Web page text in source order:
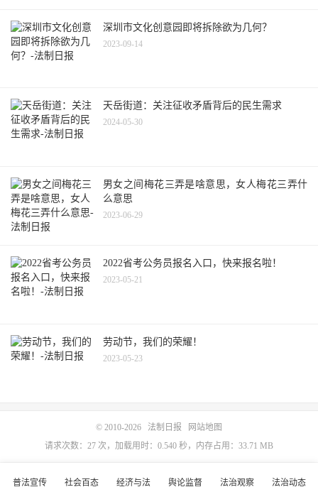
深圳市文化创意园即将拆除欲为几何？
2023-09-14
天岳街道：关注征收矛盾背后的民生需求
2024-05-30
男女之间梅花三弄是啥意思，女人梅花三弄什
么意思
2023-06-29
2022省考公务员报名入口，快来报名啦！
2023-05-21
劳动节，我们的荣耀！
2023-05-23
普法宣传 社会百态 经济与法 舆论监督 法治观察 法治动态
© 2010-2026 法制日报
网站地图
请求次数：27 次，加载用时：0.540 秒，内存占用：33.71 MB